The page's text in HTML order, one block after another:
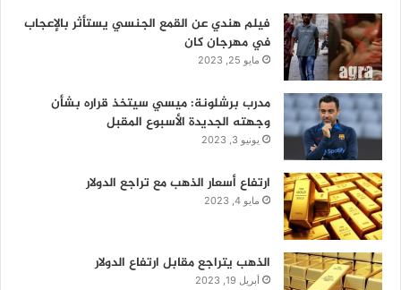
فيلم هندي عن القمع الجنسي يستأثر بالإعجاب
في مهرجان كان
مايو 25, 2023
مدرب برشلونة: ميسي سيتخذ قراره بشأن
وجهته الجديدة الأسبوع المقبل
يونيو 3, 2023
ارتفاع أسعار الذهب مع تراجع الدولار
مايو 4, 2023
الذهب يتراجع مقابل ارتفاع الدولار
أبريل 19, 2023